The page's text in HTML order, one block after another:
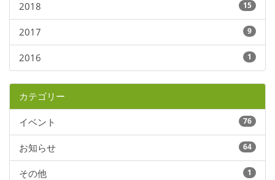
2018 15
2017 9
2016 1
カテゴリー
イベント 76
お知らせ 64
その他 1